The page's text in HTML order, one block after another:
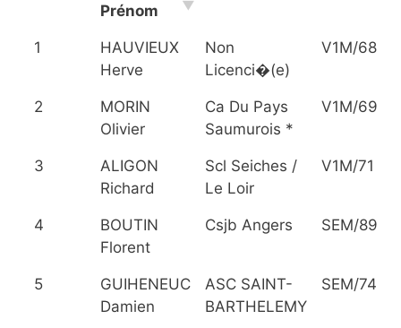
Prénom
1
HAUVIEUX
Herve
Non
Licenci�(e)
V1M/68
2
MORIN
Olivier
Ca Du Pays
Saumurois *
V1M/69
3
ALIGON
Richard
Scl Seiches /
Le Loir
V1M/71
4
BOUTIN
Florent
Csjb Angers SEM/89
5
GUIHENEUC
Damien
ASC SAINT-
BARTHELEMY
SEM/74